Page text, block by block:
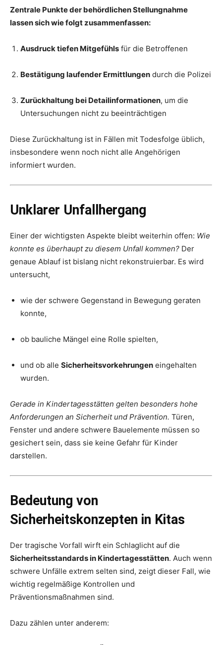
Zentrale Punkte der behördlichen Stellungnahme
lassen sich wie folgt zusammenfassen:
Ausdruck tiefen Mitgefühls für die Betroffenen
Bestätigung laufender Ermittlungen durch die Polizei
Zurückhaltung bei Detailinformationen, um die
Untersuchungen nicht zu beeinträchtigen
Diese Zurückhaltung ist in Fällen mit Todesfolge üblich,
insbesondere wenn noch nicht alle Angehörigen
informiert wurden.
Unklarer Unfallhergang
Einer der wichtigsten Aspekte bleibt weiterhin offen: Wie
konnte es überhaupt zu diesem Unfall kommen? Der
genaue Ablauf ist bislang nicht rekonstruierbar. Es wird
untersucht,
wie der schwere Gegenstand in Bewegung geraten
konnte,
ob bauliche Mängel eine Rolle spielten,
und ob alle Sicherheitsvorkehrungen eingehalten
wurden.
Gerade in Kindertagesstätten gelten besonders hohe
Anforderungen an Sicherheit und Prävention. Türen,
Fenster und andere schwere Bauelemente müssen so
gesichert sein, dass sie keine Gefahr für Kinder
darstellen.
Bedeutung von
Sicherheitskonzepten in Kitas
Der tragische Vorfall wirft ein Schlaglicht auf die
Sicherheitsstandards in Kindertagesstätten. Auch wenn
schwere Unfälle extrem selten sind, zeigt dieser Fall, wie
wichtig regelmäßige Kontrollen und
Präventionsmaßnahmen sind.
Dazu zählen unter anderem: